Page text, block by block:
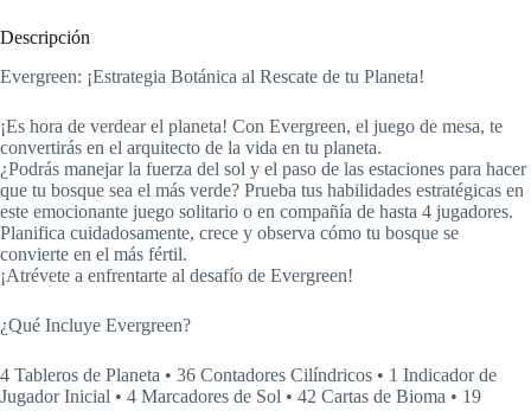
Descripción
Evergreen: ¡Estrategia Botánica al Rescate de tu Planeta!
¡Es hora de verdear el planeta! Con Evergreen, el juego de mesa, te
convertirás en el arquitecto de la vida en tu planeta.
¿Podrás manejar la fuerza del sol y el paso de las estaciones para hacer
que tu bosque sea el más verde? Prueba tus habilidades estratégicas en
este emocionante juego solitario o en compañía de hasta 4 jugadores.
Planifica cuidadosamente, crece y observa cómo tu bosque se
convierte en el más fértil.
¡Atrévete a enfrentarte al desafío de Evergreen!
¿Qué Incluye Evergreen?
4 Tableros de Planeta • 36 Contadores Cilíndricos • 1 Indicador de
Jugador Inicial • 4 Marcadores de Sol • 42 Cartas de Bioma • 19